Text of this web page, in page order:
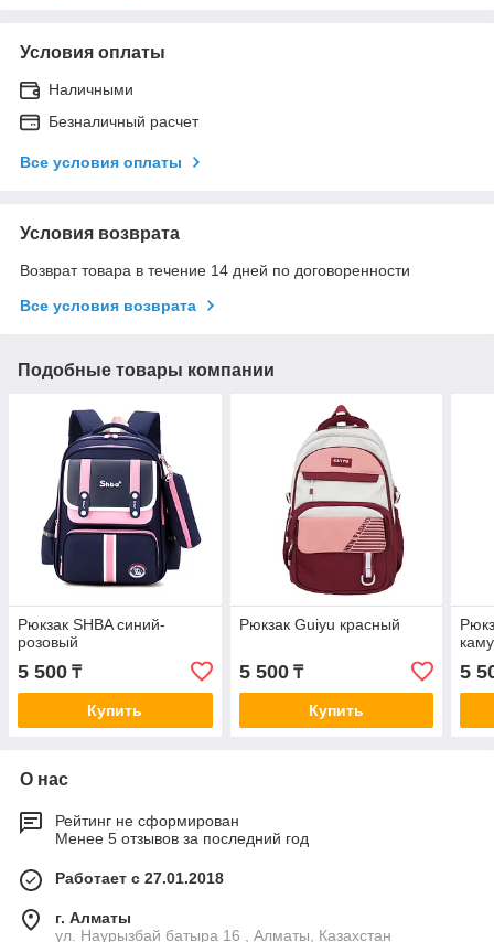
Условия оплаты
Наличными
Безналичный расчет
Все условия оплаты
Условия возврата
Возврат товара в течение 14 дней по договоренности
Все условия возврата
Подобные товары компании
Рюкзак SHBA синий-
розовый
5 500 ₸
Купить
Рюкзак Guiyu красный
5 500₸
Купить
5
О нас
Рейтинг не сформирован
Менее 5 отзывов за последний год
Работает с 27.01.2018
г. Алматы
ул. Наурызбай батыра 16 , Алматы, Казахстан